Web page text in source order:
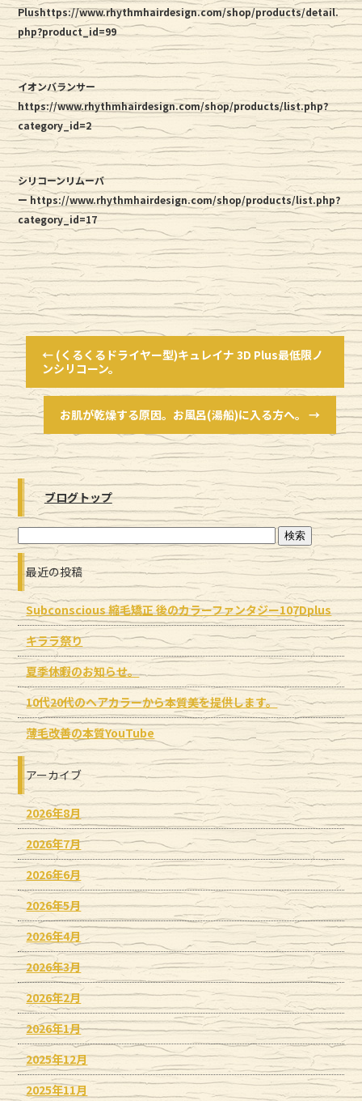
Plushttps://www.rhythmhairdesign.com/shop/products/detail.
php?product_id=99
イオンバランサー
https://www.rhythmhairdesign.com/shop/products/list.php?
category_id=2
シリコーンリムーバ
ー https://www.rhythmhairdesign.com/shop/products/list.php?
category_id=17
← (くるくるドライヤー型)キュレイナ 3D Plus最低限ノ
ンシリコーン。
お肌が乾燥する原因。お風呂(湯船)に入る方へ。 →
ブログトップ
最近の投稿
Subconscious 縮毛矯正 後のカラーファンタジー107Dplus
キララ祭り
夏季休暇のお知らせ。
10代20代のヘアカラーから本質美を提供します。
薄毛改善の本質YouTube
アーカイブ
2026年8月
2026年7月
2026年6月
2026年5月
2026年4月
2026年3月
2026年2月
2026年1月
2025年12月
2025年11月